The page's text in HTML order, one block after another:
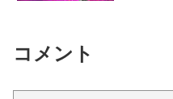
コメント